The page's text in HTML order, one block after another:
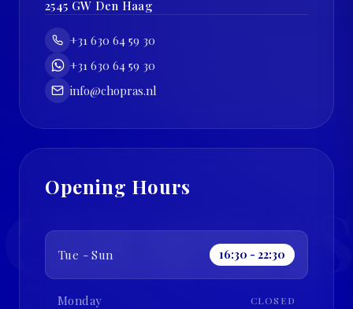
CHOPRAS
2545 GW Den Haag
+31 630 64 59 30
+31 630 64 59 30
info@chopras.nl
Opening Hours
Tue - Sun 16:30 - 22:30
Monday CLOSED